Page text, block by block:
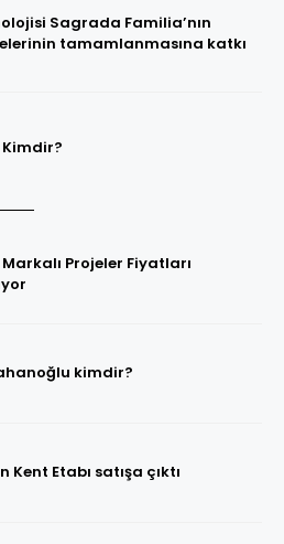
Sagrada Familia’nın
tamamlanmasına katkı
Projeler Fiyatları
kimdir?
Kent Etabı satışa çıktı